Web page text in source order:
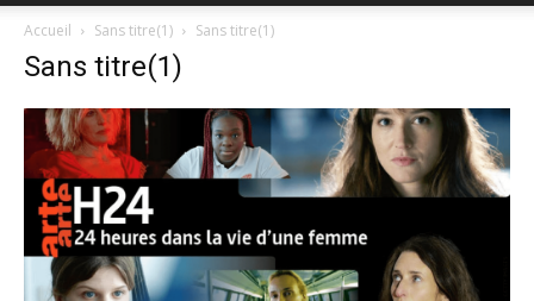
Accueil Sans titre(1) Sans titre(1)
Sans titre(1)